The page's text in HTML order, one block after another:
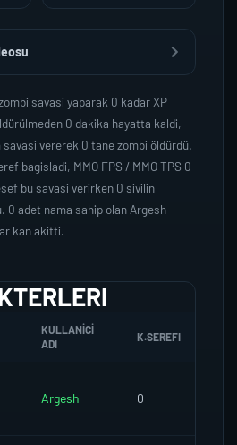
savasi yaparak 0 kadar XP
0 dakika hayatta kaldi,
savasi vererek 0 tane zombi öldürdü.
bagisladi, MMO FPS / MMO TPS 0
bu savasi verirken 0 sivilin
0 adet nama sahip olan Argesh
kan akitti.
KULLANICI
ADI
K.SEREFI
Argesh 0